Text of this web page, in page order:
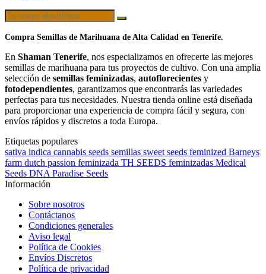
Compra Semillas de Marihuana de Alta Calidad en Tenerife.
En Shaman Tenerife, nos especializamos en ofrecerte las mejores
semillas de marihuana para tus proyectos de cultivo. Con una amplia
selección de semillas feminizadas, autoflorecientes y
fotodependientes, garantizamos que encontrarás las variedades
perfectas para tus necesidades. Nuestra tienda online está diseñada
para proporcionar una experiencia de compra fácil y segura, con
envíos rápidos y discretos a toda Europa.
Etiquetas populares
sativa indica cannabis seeds semillas sweet seeds feminized Barneys
farm dutch passion feminizada TH SEEDS feminizadas Medical
Seeds DNA Paradise Seeds
Información
Sobre nosotros
Contáctanos
Condiciones generales
Aviso legal
Política de Cookies
Envíos Discretos
Política de privacidad